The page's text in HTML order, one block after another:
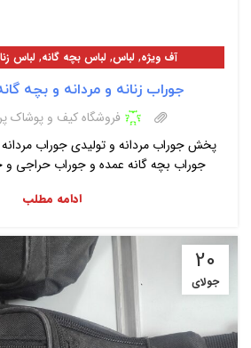
آف ویژه, لباس, لباس بچه گانه, لباس
معرفی محصولات
جوراب زنانه و مردانه و بچه
فروشگاه کیف و پوشاک
پخش جوراب مردانه و تولیدی جوراب
جوراب بچه گانه عمده و جوراب حراجی و
ادامه مطلب
20
جولای